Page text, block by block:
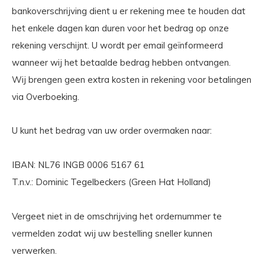
bankoverschrijving dient u er rekening mee te houden dat
het enkele dagen kan duren voor het bedrag op onze
rekening verschijnt. U wordt per email geïnformeerd
wanneer wij het betaalde bedrag hebben ontvangen.
Wij brengen geen extra kosten in rekening voor betalingen
via Overboeking.
U kunt het bedrag van uw order overmaken naar:
IBAN: NL76 INGB 0006 5167 61
T.n.v.: Dominic Tegelbeckers (Green Hat Holland)
Vergeet niet in de omschrijving het ordernummer te
vermelden zodat wij uw bestelling sneller kunnen
verwerken.